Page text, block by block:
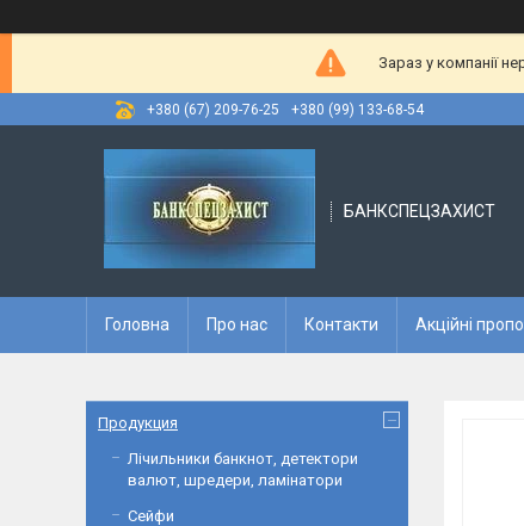
Зараз у компанії
+380 (67) 209-76-25 +380 (99) 133-68-54
БАНКСПЕЦЗАХИСТ
Головна Про нас Контакти Акційні
Продукция
Лічильники банкнот, детектори
валют, шредери, ламінатори
Сейфи